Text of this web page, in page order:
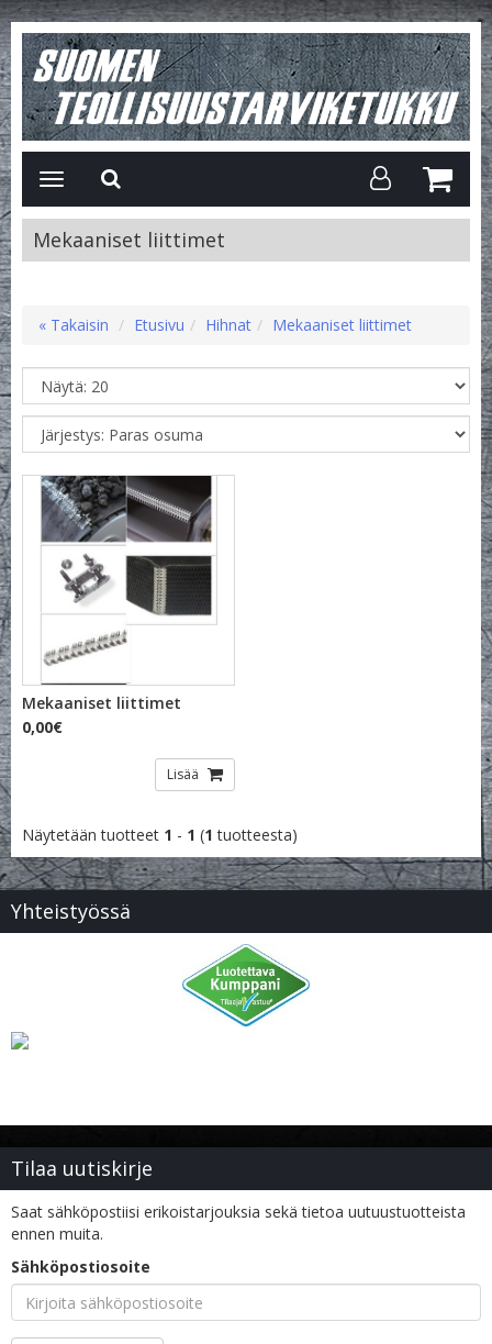
Avaa/Sulje
valikko
Mekaaniset liittimet
« Takaisin Etusivu Hihnat Mekaaniset liittimet
Mekaaniset liittimet
0,00€
Lisää
Näytetään tuotteet 1 - 1 (1 tuotteesta)
Yhteistyössä
Tilaa uutiskirje
Saat sähköpostiisi erikoistarjouksia sekä tietoa uutuustuotteista
ennen muita.
Sähköpostiosoite